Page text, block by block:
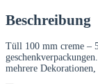
Beschreibung
Tüll 100 mm creme –
mehrere